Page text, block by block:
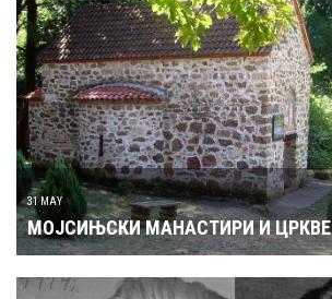
31 MAY
МОЈСИЊСКИ МАНАСТИРИ И ЦРКВЕ